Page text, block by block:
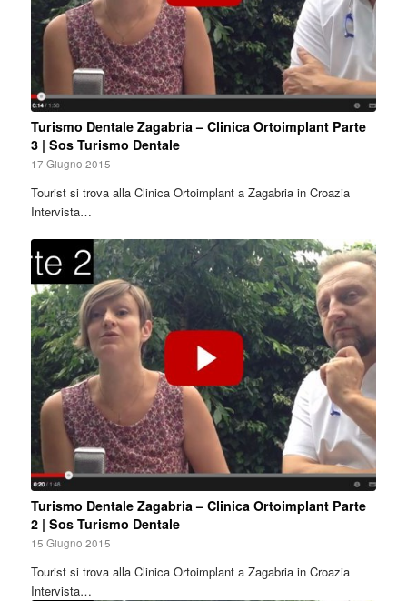
Turismo Dentale Zagabria – Clinica Ortoimplant Parte
3 | Sos Turismo Dentale
17 Giugno 2015
Tourist si trova alla Clinica Ortoimplant a Zagabria in Croazia
Intervista…
Turismo Dentale Zagabria – Clinica Ortoimplant Parte
2 | Sos Turismo Dentale
15 Giugno 2015
Tourist si trova alla Clinica Ortoimplant a Zagabria in Croazia
Intervista…